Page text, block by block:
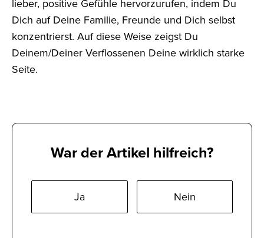
lieber, positive Gefühle hervorzurufen, indem Du
Dich auf Deine Familie, Freunde und Dich selbst
konzentrierst. Auf diese Weise zeigst Du
Deinem/Deiner Verflossenen Deine wirklich starke
Seite.
War der Artikel hilfreich?
Ja Nein